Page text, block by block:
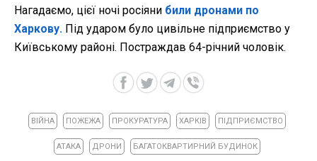
Нагадаємо, цієї ночі росіяни били дронами по
Харкову. Під ударом було цивільне підприємство у
Київському районі. Постраждав 64-річний чоловік.
ВІЙНА ПОЖЕЖА ПРОКУРАТУРА ХАРКІВ ПІДПРИЄМСТВО
АТАКА ДРОНИ БАГАТОКВАРТИРНИЙ БУДИНОК